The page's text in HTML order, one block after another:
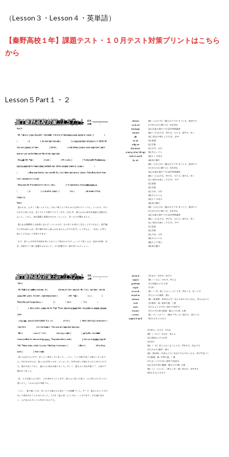
（Lesson３・Lesson４・英単語）
【秦野高校１年】課題テスト・１０月テスト対策プリントはこちら
から
Lesson５Part１・２